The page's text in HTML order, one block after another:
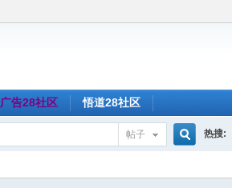
广告28社区 悟道28社区
帖子 热搜: